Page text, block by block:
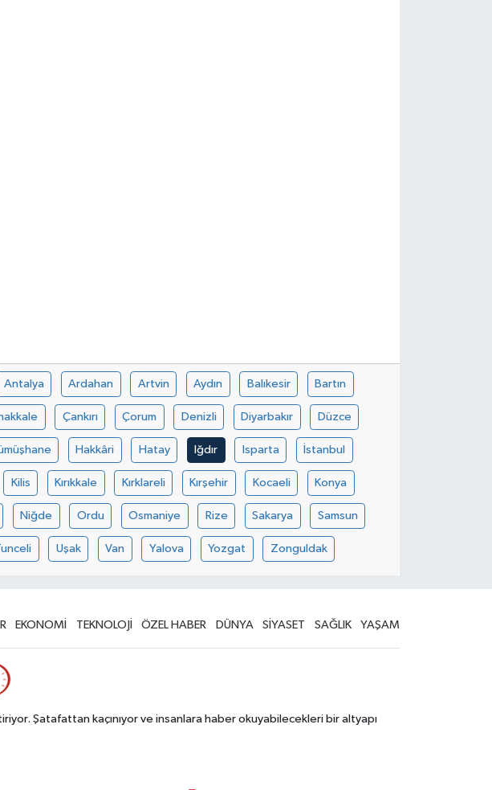
Antalya Ardahan Artvin Aydın Balıkesir Bartın
Çankırı Çorum Denizli Diyarbakır Düzce
Hakkâri Hatay Iğdır Isparta İstanbul
Kilis Kırıkkale Kırklareli Kırşehir Kocaeli Konya
Niğde Ordu Osmaniye Rize Sakarya Samsun
Uşak Van Yalova Yozgat Zonguldak
EKONOMİ TEKNOLOJİ ÖZEL HABER DÜNYA SİYASET SAĞLIK YAŞAM
Şatafattan kaçınıyor ve insanlara haber okuyabilecekleri bir altyapı